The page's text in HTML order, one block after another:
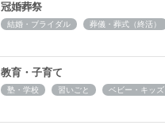
冠婚葬祭
結婚・ブライダル 葬儀・葬式（終活）
教育・子育て
塾・学校 習いごと ベビー・キッズ